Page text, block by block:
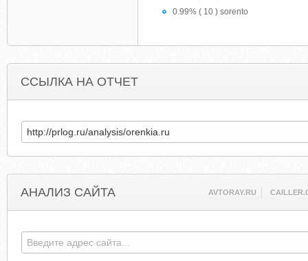
0.99% ( 10 ) sorento
ССЫЛКА НА ОТЧЕТ
АНАЛИЗ САЙТА AVTORAY.RU